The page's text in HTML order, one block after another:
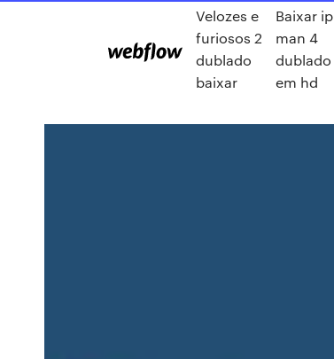
Velozes e
furiosos 2
dublado
baixar
Baixar ip
man 4
dublado
em hd